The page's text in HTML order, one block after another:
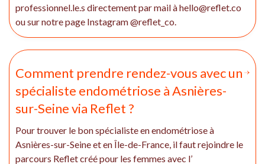
professionnel.le.s directement par mail à hello@reflet.co
ou sur notre page Instagram @reflet_co.
Comment prendre rendez-vous avec un
spécialiste endométriose à Asnières-
sur-Seine via Reflet ?
Pour trouver le bon spécialiste en endométriose à
Asnières-sur-Seine et en Île-de-France, il faut rejoindre le
parcours Reflet créé pour les femmes avec l’